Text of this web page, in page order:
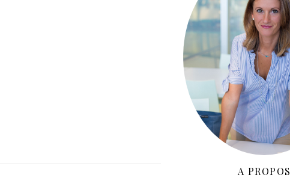
A PROPOS